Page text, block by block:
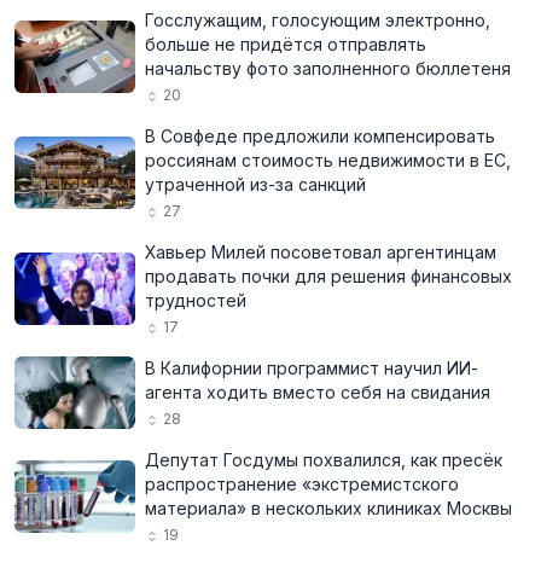
Госслужащим, голосующим электронно,
больше не придётся отправлять
начальству фото заполненного бюллетеня
20
В Совфеде предложили компенсировать
россиянам стоимость недвижимости в ЕС,
утраченной из-за санкций
27
Хавьер Милей посоветовал аргентинцам
продавать почки для решения финансовых
трудностей
17
В Калифорнии программист научил ИИ-
агента ходить вместо себя на свидания
28
Депутат Госдумы похвалился, как пресёк
распространение «экстремистского
материала» в нескольких клиниках Москвы
19